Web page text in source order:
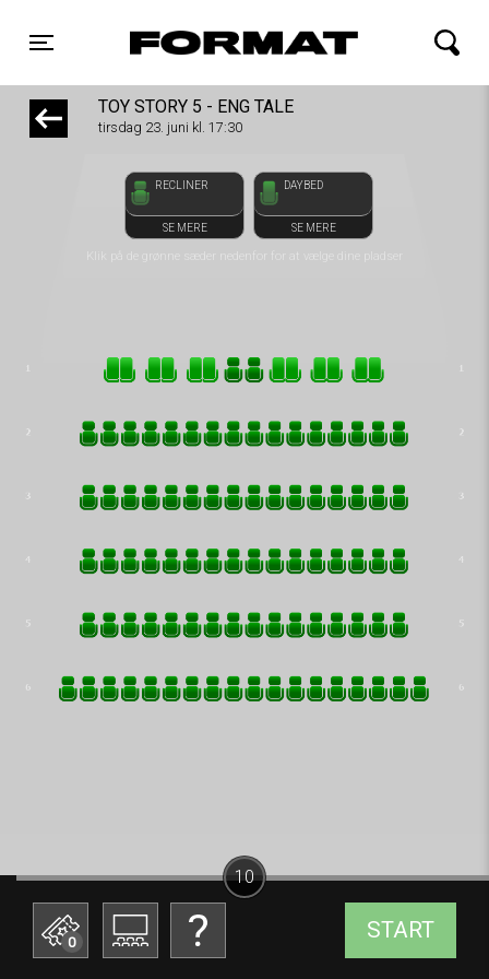
Toggle navigation
FORMAT Biograf
TOY STORY 5 - ENG TALE
tirsdag 23. juni kl. 17:30
RECLINER
SE MERE
DAYBED
SE MERE
Klik på de grønne sæder nedenfor for at vælge dine pladser
0 START
10
1step-front02 071011